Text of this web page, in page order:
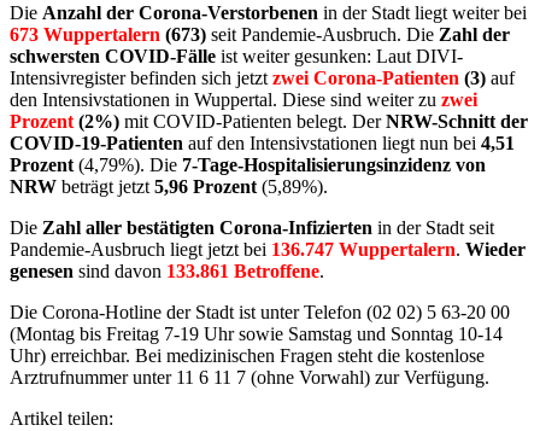
Die Anzahl der Corona-Verstorbenen in der Stadt liegt weiter bei
673 Wuppertalern (673) seit Pandemie-Ausbruch. Die Zahl der
schwersten COVID-Fälle ist weiter gesunken: Laut DIVI-
Intensivregister befinden sich jetzt zwei Corona-Patienten (3) auf
den Intensivstationen in Wuppertal. Diese sind weiter zu zwei
Prozent (2%) mit COVID-Patienten belegt. DerNRW-Schnitt der
COVID-19-Patienten auf den Intensivstationen liegt nun bei 4,51
Prozent (4,79%). Die 7-Tage-Hospitalisierungsinzidenz von
NRW beträgt jetzt 5,96 Prozent (5,89%).
Die Zahl aller bestätigten Corona-Infizierten in der Stadt seit
Pandemie-Ausbruch liegt jetzt bei 136.747 Wuppertalern. Wieder
genesen sind davon 133.861 Betroffene.
Die Corona-Hotline der Stadt ist unter Telefon (02 02) 5 63-20 00
(Montag bis Freitag 7-19 Uhr sowie Samstag und Sonntag 10-14
Uhr) erreichbar. Bei medizinischen Fragen steht die kostenlose
Arztrufnummer unter 11 6 11 7 (ohne Vorwahl) zur Verfügung.
Artikel teilen: